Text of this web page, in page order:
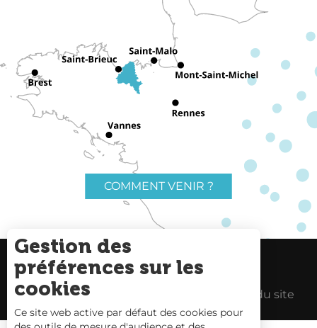
COMMENT VENIR ?
Charte du voyageur Liens utiles
Espace Pro Plan du site
Gestion des
préférences sur les
cookies
Ce site web active par défaut des cookies pour